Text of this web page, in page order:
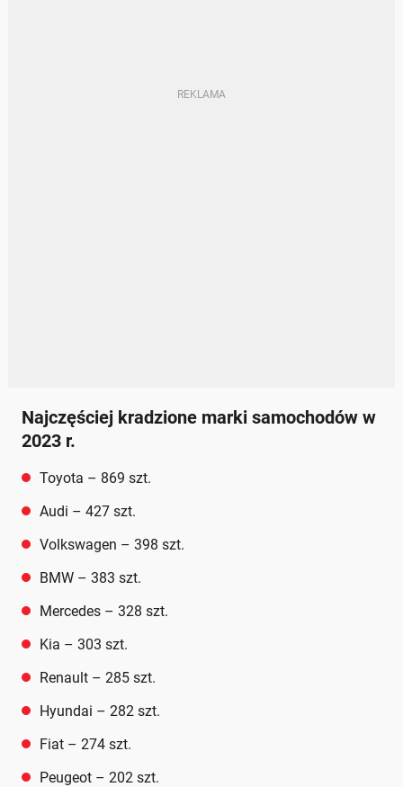
Najczęściej kradzione marki samochodów w
2023 r.
Toyota – 869 szt.
Audi – 427 szt.
Volkswagen – 398 szt.
BMW – 383 szt.
Mercedes – 328 szt.
Kia – 303 szt.
Renault – 285 szt.
Hyundai – 282 szt.
Fiat – 274 szt.
Peugeot – 202 szt.